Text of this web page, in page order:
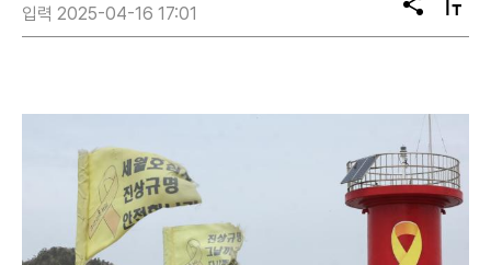
입력 2025-04-16 17:01
공
유
텍
스